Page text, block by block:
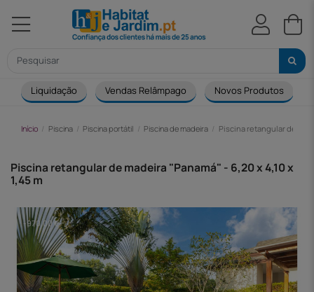
Liquidação Vendas Relâmpago Novos Produtos
Início Piscina Piscina portátil Piscina de madeira Piscina retangular de
Piscina retangular de madeira "Panamá" - 6,20 x 4,10 x
1,45 m
-970,00 €